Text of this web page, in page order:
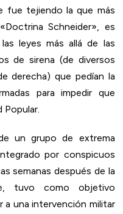
fue tejiendo la que más
Schneider», es
leyes más allá de las
de sirena (de diversos
derecha) que pedían la
para impedir que
Popular.
un grupo de extrema
por conspicuos
semanas después de la
tuvo como objetivo
a una intervención militar